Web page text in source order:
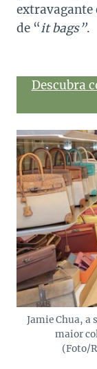
extravagante
de “it bags”.
Descubra
Jamie Chua, a
maior
(Foto/